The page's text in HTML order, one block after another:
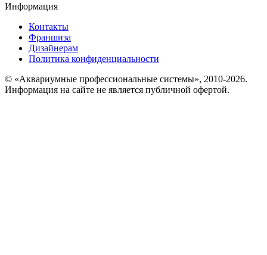
Информация
Контакты
Франшиза
Дизайнерам
Политика конфиденциальности
© «Аквариумные профессиональные системы», 2010-2026.
Информация на сайте не является публичной офертой.